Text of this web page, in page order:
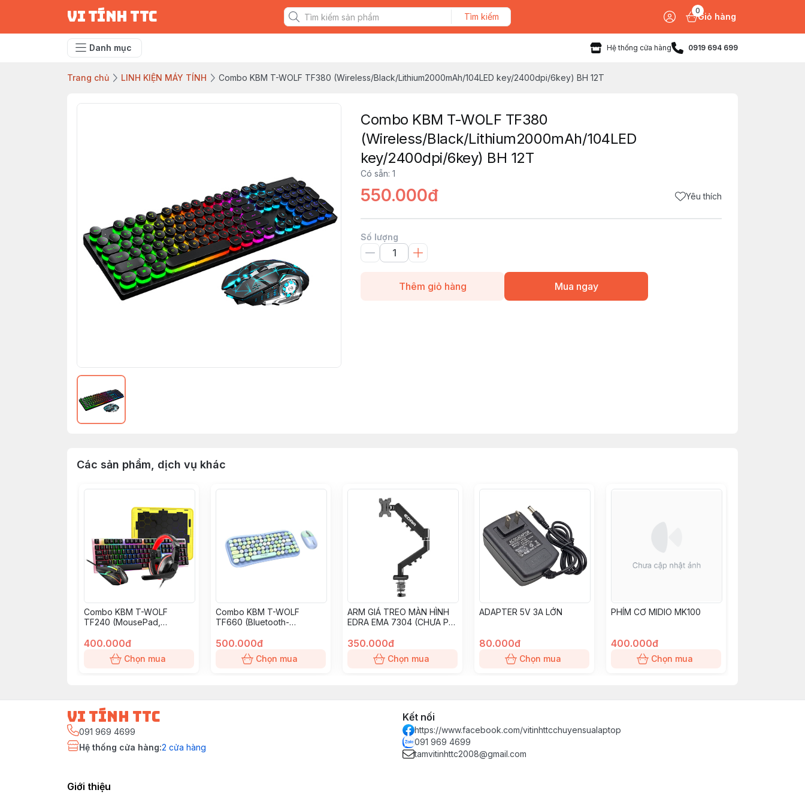
vi tính ttc Tìm kiếm
0
Giỏ hàng
Danh mục Hệ thống cửa hàng 0919 694 699
Trang chủ LINH KIỆN MÁY TÍNH Combo KBM T-WOLF TF380 (Wireless/Black/Lithium2000mAh/104LED key/2400dpi/6key) BH 12T
Combo KBM T-WOLF TF380
(Wireless/Black/Lithium2000mAh/104LED
key/2400dpi/6key) BH 12T
Có sẵn: 1
550.000đ Yêu thích
Số lượng
Thêm giỏ hàng Mua ngay
Các sản phẩm, dịch vụ khác
Combo KBM T-WOLF
TF240 (MousePad,
Slim, Mouse) BH 12T
400.000đ
Chọn mua
Combo KBM T-WOLF
TF660 (Bluetooth-
ey/1600dpi/4key) BH 12T
500.000đ
Chọn mua
ARM GIÁ TREO MÀN HÌNH
EDRA EMA 7304 (CHƯA PHÍ
350.000đ
Chọn mua
ADAPTER 5V 3A LỚN
80.000đ
Chọn mua
PHÍM CƠ MIDIO MK100
400.000đ
Chọn mua
vi tính ttc
091 969 4699
Hệ thống cửa hàng:2 cửa hàng
Kết nối
https://www.facebook.com/vitinhttcchuyensualaptop
091 969 4699
tamvitinhttc2008@gmail.com
Giới thiệu